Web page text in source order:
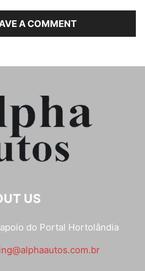
A COMMENT
US
do Portal Hortolândia